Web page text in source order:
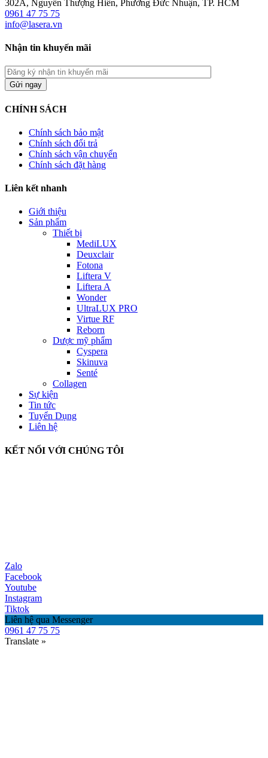
302A, Nguyễn Thượng Hiền, Phường Đức Nhuận, TP. HCM
0961 47 75 75
info@lasera.vn
Nhận tin khuyến mãi
CHÍNH SÁCH
Chính sách bảo mật
Chính sách đổi trả
Chính sách vận chuyển
Chính sách đặt hàng
Liên kết nhanh
Giới thiệu
Sản phẩm
Thiết bị
MediLUX
Deuxclair
Fotona
Liftera V
Liftera A
Wonder
UltraLUX PRO
Virtue RF
Reborn
Dược mỹ phẩm
Cyspera
Skinuva
Senté
Collagen
Sự kiện
Tin tức
Tuyển Dụng
Liên hệ
KẾT NỐI VỚI CHÚNG TÔI
Zalo
Facebook
Youtube
Instagram
Tiktok
Liên hệ qua Messenger
0961 47 75 75
Translate »